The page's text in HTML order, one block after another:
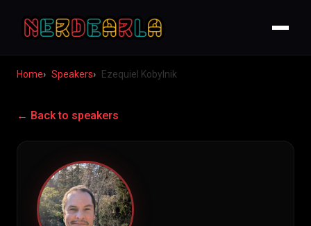
Home Speakers Ezequiel Kobylnik
← Back to speakers